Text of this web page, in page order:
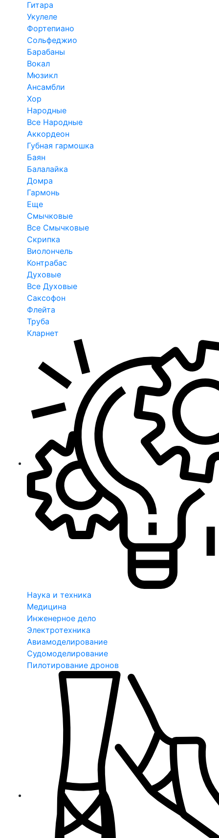
Гитара
Укулеле
Фортепиано
Сольфеджио
Барабаны
Вокал
Мюзикл
Ансамбли
Хор
Народные
Все Народные
Аккордеон
Губная гармошка
Баян
Балалайка
Домра
Гармонь
Еще
Смычковые
Все Смычковые
Скрипка
Виолончель
Контрабас
Духовые
Все Духовые
Саксофон
Флейта
Труба
Кларнет
Наука и техника
Медицина
Инженерное дело
Электротехника
Авиамоделирование
Судомоделирование
Пилотирование дронов